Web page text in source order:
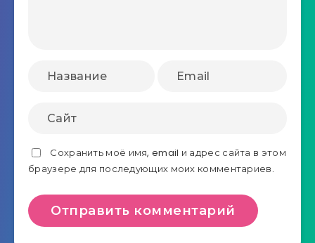
Сохранить моё имя, email и адрес сайта в этом
браузере для последующих моих комментариев.